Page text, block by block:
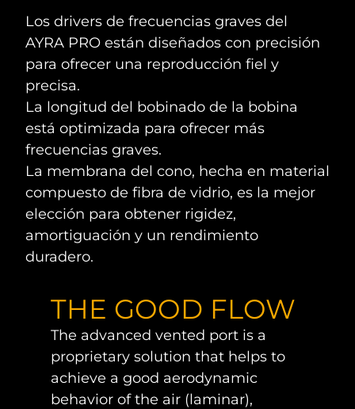
Los drivers de frecuencias graves del
AYRA PRO están diseñados con precisión
para ofrecer una reproducción fiel y
precisa.
La longitud del bobinado de la bobina
está optimizada para ofrecer más
frecuencias graves.
La membrana del cono, hecha en material
compuesto de fibra de vidrio, es la mejor
elección para obtener rigidez,
amortiguación y un rendimiento
duradero.
THE GOOD FLOW
The advanced vented port is a
proprietary solution that helps to
achieve a good aerodynamic
behavior of the air (laminar),